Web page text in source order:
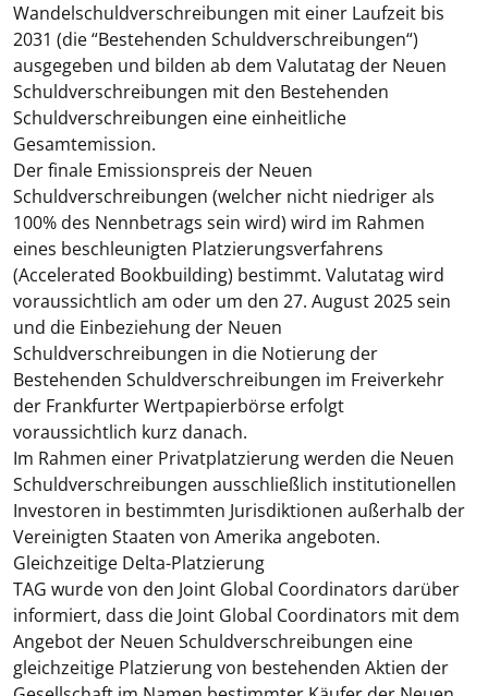
Wandelschuldverschreibungen mit einer Laufzeit bis
2031 (die “Bestehenden Schuldverschreibungen“)
ausgegeben und bilden ab dem Valutatag der Neuen
Schuldverschreibungen mit den Bestehenden
Schuldverschreibungen eine einheitliche
Gesamtemission.
Der finale Emissionspreis der Neuen
Schuldverschreibungen (welcher nicht niedriger als
100% des Nennbetrags sein wird) wird im Rahmen
eines beschleunigten Platzierungsverfahrens
(Accelerated Bookbuilding) bestimmt. Valutatag wird
voraussichtlich am oder um den 27. August 2025 sein
und die Einbeziehung der Neuen
Schuldverschreibungen in die Notierung der
Bestehenden Schuldverschreibungen im Freiverkehr
der Frankfurter Wertpapierbörse erfolgt
voraussichtlich kurz danach.
Im Rahmen einer Privatplatzierung werden die Neuen
Schuldverschreibungen ausschließlich institutionellen
Investoren in bestimmten Jurisdiktionen außerhalb der
Vereinigten Staaten von Amerika angeboten.
Gleichzeitige Delta-Platzierung
TAG wurde von den Joint Global Coordinators darüber
informiert, dass die Joint Global Coordinators mit dem
Angebot der Neuen Schuldverschreibungen eine
gleichzeitige Platzierung von bestehenden Aktien der